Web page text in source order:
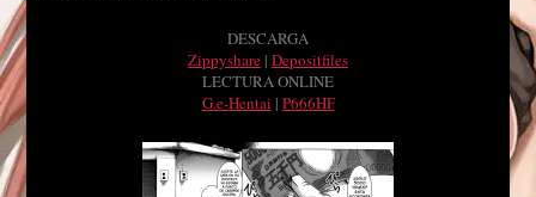
DESCARGA
Zippyshare | Depositfiles
LECTURA ONLINE
G.e-Hentai | P666HF